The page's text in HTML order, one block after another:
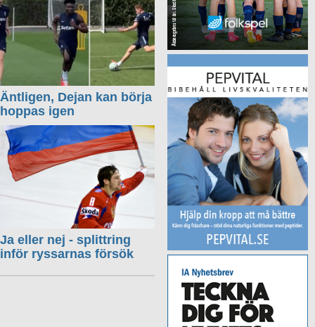
Äntligen, Dejan kan börja
hoppas igen
Ja eller nej - splittring
inför ryssarnas försök